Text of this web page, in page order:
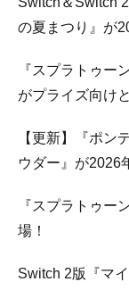
の夏まつり』が
『スプラトゥー
がプライズ向け
【更新】『ポン
ウダー』が2026
『スプラトゥー
場！
Switch 2版『マ